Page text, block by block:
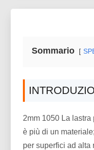
Sommario
2mm 1050 La
è più di un
per superfici ad alta